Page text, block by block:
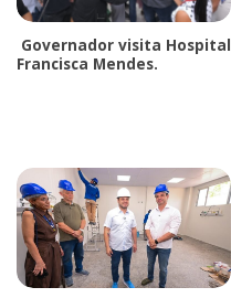
Governador visita Hospital
Francisca Mendes.